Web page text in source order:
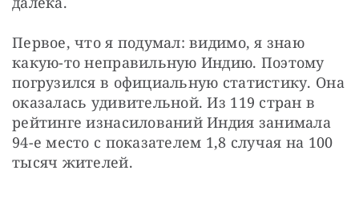
Первое, что я подумал: видимо, я знаю
какую-то неправильную Индию. Поэтому
погрузился в официальную статистику. Она
оказалась удивительной. Из 119 стран в
рейтинге изнасилований Индия занимала
94-е место с показателем 1,8 случая на 100
тысяч жителей.